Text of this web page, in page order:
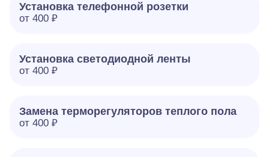
Установка телефонной розетки
от 400 ₽
Установка светодиодной ленты
от 400 ₽
Замена терморегуляторов теплого пола
от 400 ₽